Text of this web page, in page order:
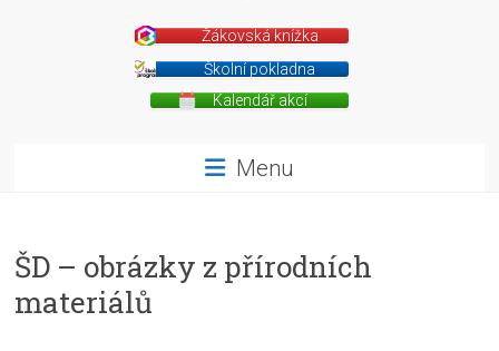
Žákovská knížka
Školní pokladna
Kalendář akcí
Menu
ŠD – obrázky z přírodních
materiálů